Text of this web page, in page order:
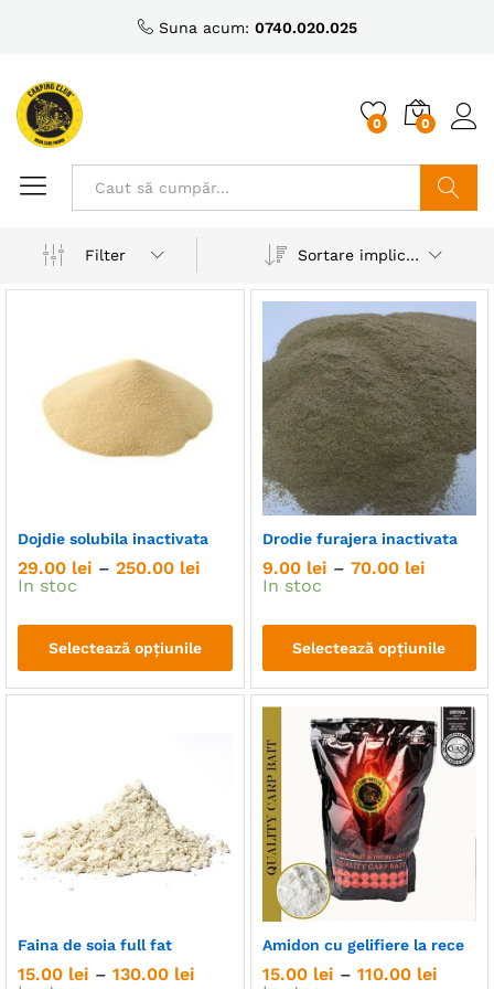
Suna acum: 0740.020.025
0 0
Filter
Sortare implicită
Dojdie solubila inactivata
29.00 lei – 250.00 lei Interval
29.00 lei
la
250.00 lei
In stoc
Selectează opțiunile
Opțiunile
pot
fi
pagina
produsului.
Drodie furajera inactivata
9.00 lei – 70.00 leiInterval
9.00 lei
până
la
70.00
In stoc
Selectează opțiunile
produs
mai
multe
variații.
Opțiunile
pot
fi
alese
în
pagina
produsului.
Faina de soia full fat
15.00 lei – 130.00 lei
Amidon cu gelifiere la rece
15.00 lei – 110.00 lei